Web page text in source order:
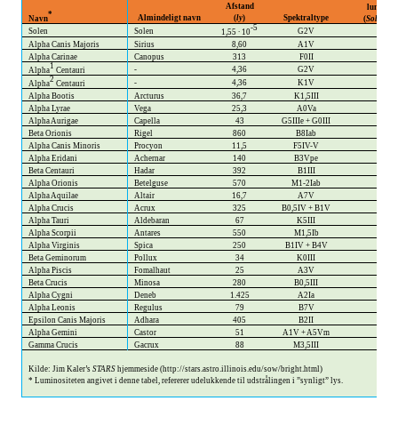
Navn
* Almindeligt navn
Afstand
(ly) Spektraltype
(Solen =
Solen
Solen 1,55​​ ∙ 10
-5 G2V
Alpha Canis Majoris
Sirius 8,60 A1V
Alpha Carinae
Canopus 313 F0II
Alpha
1
​​ Centauri - 4,36 G2V
Alpha
2
​​ Centauri - 4,36 K1V
Alpha Bootis Arcturus 36,7 K1,5III
Alpha Lyrae
Vega 25,3 A0Va
Alpha Aurigae
Capella 43 G5IIIe + G0III
Beta Orionis
Rigel 860 B8Iab
Alpha Canis Minoris
Procyon 11,5 F5IV-V
Alpha Eridani
Achernar 140 B3Vpe
Beta Centauri
Hadar 392 B1III
Alpha Orionis
Betelguse 570 M1-2Iab
Alpha Aquilae
Altair 16,7 A7V
Alpha Crucis
Acrux 325 B0,5IV + B1V
Alpha Tauri
Aldebaran 67 K5III
Alpha Scorpii
Antares 550 M1,5Ib
Alpha Virginis
Spica 250 B1IV + B4V
Beta Geminorum
Pollux 34 K0III
Alpha Piscis
Fomalhaut 25 A3V
Beta Crucis
Minosa 280 B0,5III
Alpha Cygni
Deneb 1.425 A2Ia
Alpha Leonis
Regulus 79 B7V
Epsilon Canis Majoris
Adhara 405 B2II
Alpha Gemini
Castor 51 A1V + A5Vm
Gamma Crucis
Gacrux 88 M3,5III
Kilde: Jim Kaler’s​​STARS ​​ hjemmeside (http://stars.astro.illinois.edu/sow/bright.html)
*​​Luminositeten angivet i denne tabel, refererer udelukkende til udstrålingen i ”synligt” lys.